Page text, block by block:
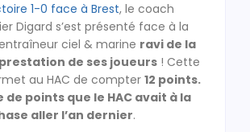
1-0 face à Brest, le coach
Digard s’est présenté face à la
ciel & marine ravi de la
de ses joueurs ! Cette
au HAC de compter 12 points.
de points que le HAC avait à la
aller l’an dernier.